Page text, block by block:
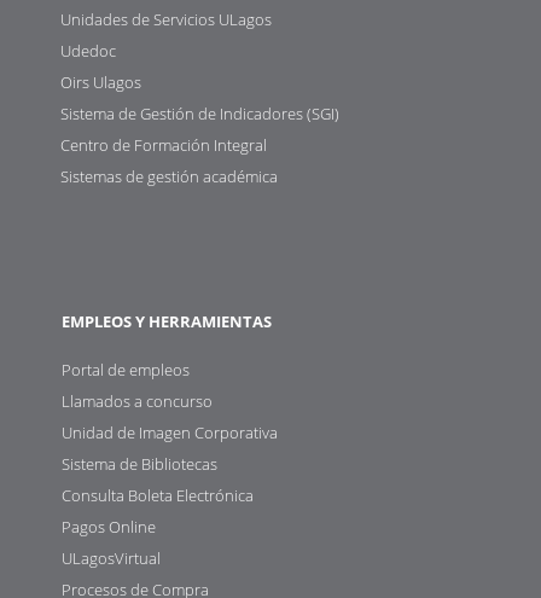
Unidades de Servicios ULagos
Udedoc
Oirs Ulagos
Sistema de Gestión de Indicadores (SGI)
Centro de Formación Integral
Sistemas de gestión académica
EMPLEOS Y HERRAMIENTAS
Portal de empleos
Llamados a concurso
Unidad de Imagen Corporativa
Sistema de Bibliotecas
Consulta Boleta Electrónica
Pagos Online
ULagosVirtual
Procesos de Compra